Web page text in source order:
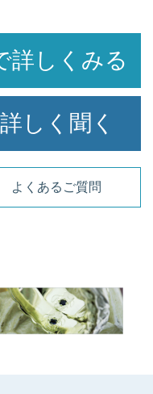
詳しくみる
しく聞く
よくあるご質問